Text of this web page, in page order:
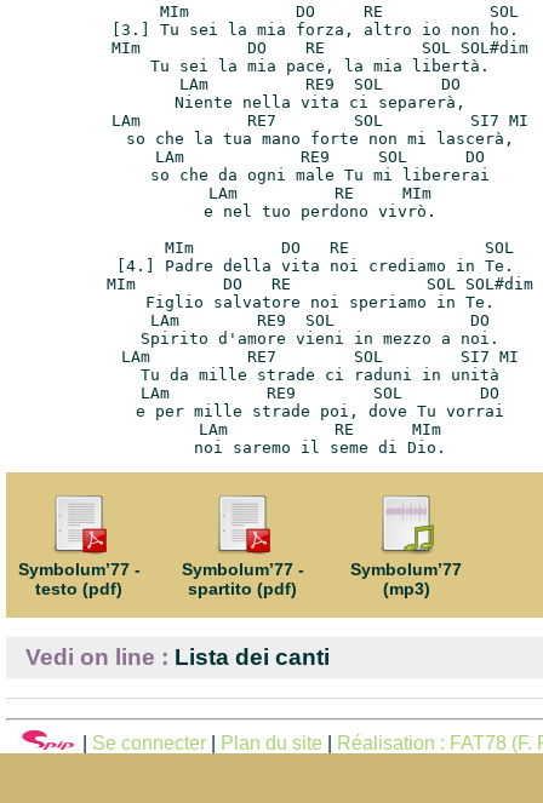
     MIm           DO     RE           SOL
[3.] Tu sei la mia forza, altro io non ho.
MIm           DO    RE          SOL SOL#dim
Tu sei la mia pace, la mia libertà.
LAm          RE9  SOL      DO
Niente nella vita ci separerà,
LAm           RE7        SOL         SI7 MI
so che la tua mano forte non mi lascerà,
LAm            RE9     SOL      DO
so che da ogni male Tu mi libererai
LAm          RE     MIm
e nel tuo perdono vivrò.
     MIm         DO   RE              SOL
[4.] Padre della vita noi crediamo in Te.
MIm         DO   RE              SOL SOL#dim
Figlio salvatore noi speriamo in Te.
LAm        RE9  SOL              DO
Spirito d'amore vieni in mezzo a noi.
LAm          RE7        SOL        SI7 MI
Tu da mille strade ci raduni in unità
LAm          RE9        SOL        DO
e per mille strade poi, dove Tu vorrai
LAm           RE      MIm
Symbolum’77 -
testo (pdf)
Symbolum’77 -
spartito (pdf)
Symbolum’77
(mp3)
Vedi on line : Lista dei canti
Se connecter| Plan du site Réalisation : FAT78 (F.